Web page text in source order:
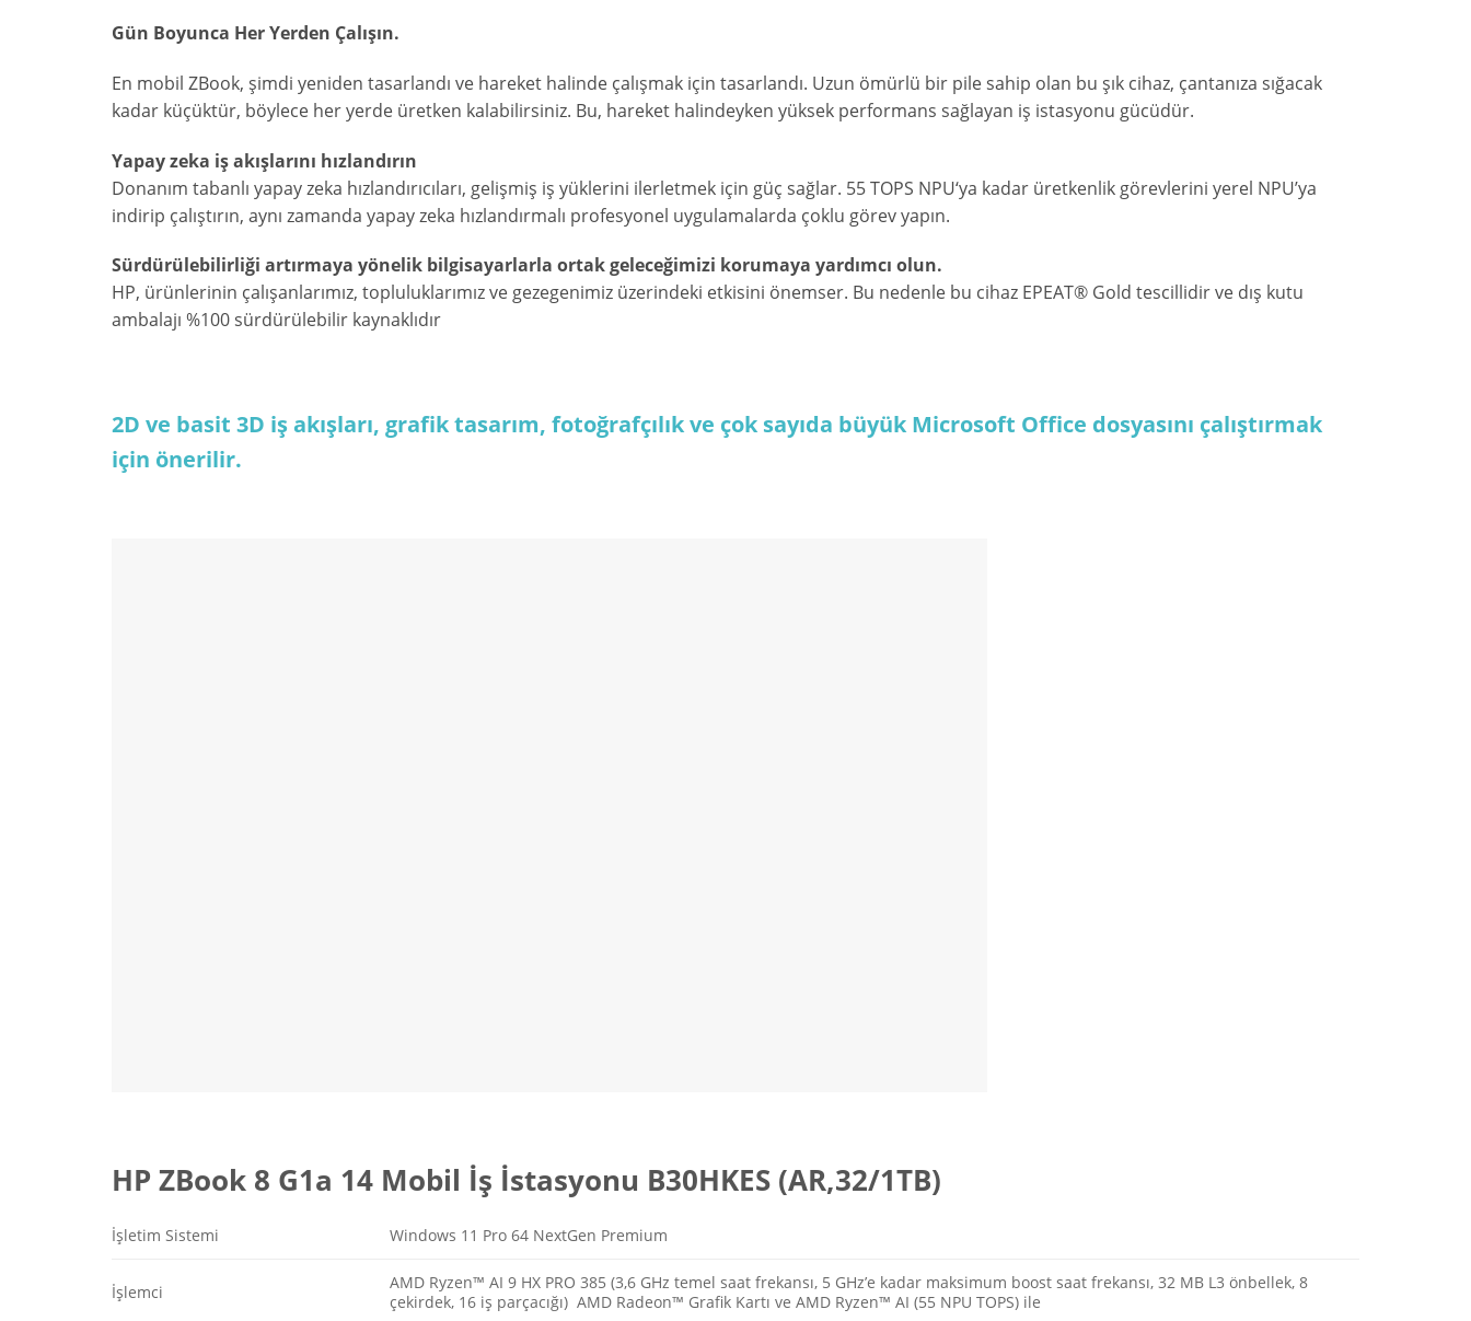
Gün Boyunca Her Yerden Çalışın.
En mobil ZBook, şimdi yeniden tasarlandı ve hareket halinde çalışmak için tasarlandı. Uzun ömürlü bir pile sahip olan bu şık cihaz, çantanıza sığacak
kadar küçüktür, böylece her yerde üretken kalabilirsiniz. Bu, hareket halindeyken yüksek performans sağlayan iş istasyonu gücüdür.
Yapayzeka işakışlarını hızlandırın
Donanım tabanlı yapayzeka hızlandırıcıları, gelişmiş iş yüklerini ilerletmek için güç sağlar. 55TOPS NPU‘ya kadar üretkenlik görevlerini yerel NPU’ya
indirip çalıştırın, aynı zamanda yapayzeka hızlandırmalı profesyonel uygulamalarda çoklu görevyapın.
Sürdürülebilirliği artırmaya yönelik bilgisayarlarla ortak geleceğimizi korumaya yardımcı olun.
HP, ürünlerinin çalışanlarımız, topluluklarımız ve gezegenimiz üzerindeki etkisini önemser. Bu nedenle bu cihaz EPEAT® Gold tescillidir ve dış kutu
ambalajı %100 sürdürülebilir kaynaklıdır
2D ve basit 3D iş akışları, grafik tasarım, fotoğrafçılık ve çok sayıda büyük Microsoft Office dosyasını çalıştırmak
için önerilir.
HP ZBook 8 G1a 14 Mobil İş İstasyonu B30HKES (AR,32/1TB)
İşletim Sistemi Windows 11 Pro 64 NextGen Premium
İşlemci
AMD Ryzen™ AI 9 HX PRO 385 (3,6 GHz temel saat frekansı, 5 GHz’e kadar maksimum boost saat frekansı, 32 MB L3 önbellek, 8
çekirdek, 16 iş parçacığı) AMD Radeon™ Grafik Kartı ve AMD Ryzen™ AI (55 NPU TOPS) ile